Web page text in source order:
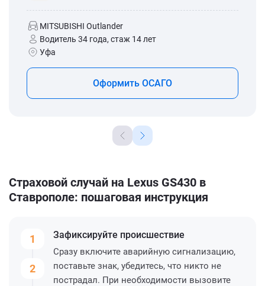
MITSUBISHI Outlander
Водитель 34 года, стаж 14 лет
Уфа
Оформить ОСАГО
Страховой случай на Lexus GS430 в
Ставрополе: пошаговая инструкция
1
2
Зафиксируйте происшествие
Сразу включите аварийную сигнализацию,
поставьте знак, убедитесь, что никто не
пострадал. При необходимости вызовите